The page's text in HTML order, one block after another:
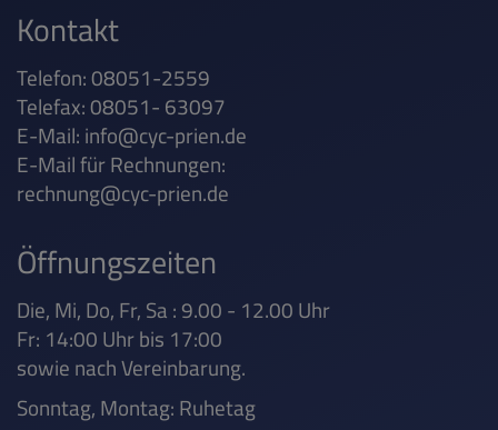
Kontakt
Telefon: 08051-2559
Telefax: 08051- 63097
E-Mail:info@cyc-prien.de
E-Mail für Rechnungen:
rechnung@cyc-prien.de
Öffnungszeiten
Die, Mi, Do, Fr, Sa : 9.00 - 12.00 Uhr
Fr: 14:00 Uhr bis 17:00
sowie nach Vereinbarung.
Sonntag, Montag: Ruhetag